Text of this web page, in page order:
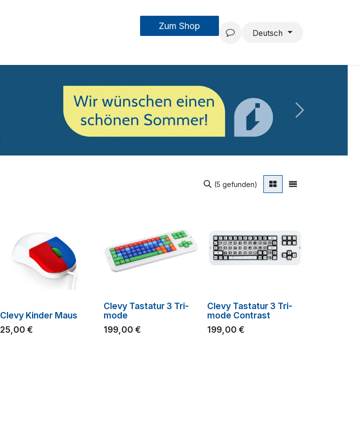
IntegraMouseAIR Forschung & Entwicklung
Zum Shop
Deutsch
Weiter
(5 gefunden)
Clevy Kinder Maus
25,00 €
Clevy Tastatur 3 Tri-
mode
199,00 €
Clevy Tastatur 3 Tri-
mode Contrast
199,00 €